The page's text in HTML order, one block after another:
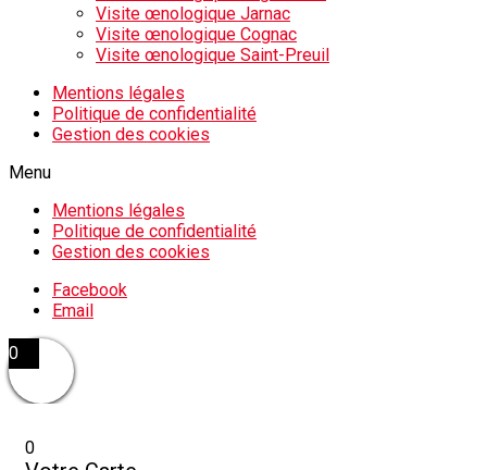
Visite œnologique Jarnac
Visite œnologique Cognac
Visite œnologique Saint-Preuil
Mentions légales
Politique de confidentialité
Gestion des cookies
Menu
Mentions légales
Politique de confidentialité
Gestion des cookies
Facebook
Email
0
0